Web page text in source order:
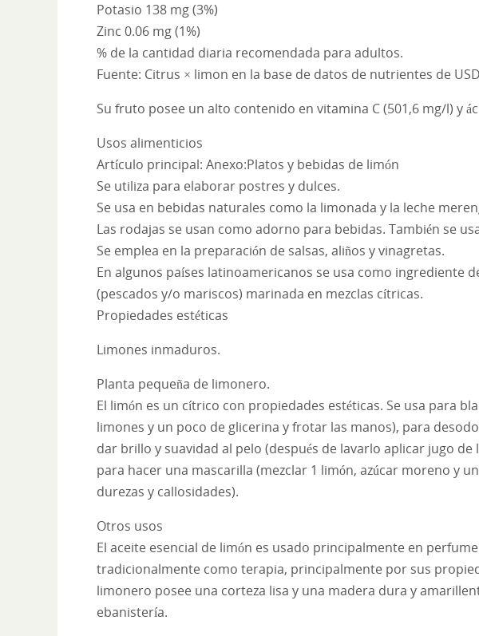
Potasio 138 mg (3%)
Zinc 0.06 mg (1%)
% de la cantidad diaria recomendada para adultos.
Fuente: Citrus × limon en la base de datos de nutrientes de
Su fruto posee un alto contenido en vitamina C (501,6 mg/l) y
Usos alimenticios
Artículo principal: Anexo:Platos y bebidas de limón
Se utiliza para elaborar postres y dulces.
Se usa en bebidas naturales como la limonada y la leche
Las rodajas se usan como adorno para bebidas. También se
Se emplea en la preparación de salsas, aliños y vinagretas.
En algunos países latinoamericanos se usa como ingrediente
(pescados y/o mariscos) marinada en mezclas cítricas.
Propiedades estéticas
Limones inmaduros.
Planta pequeña de limonero.
El limón es un cítrico con propiedades estéticas. Se usa para
limones y un poco de glicerina y frotar las manos), para
dar brillo y suavidad al pelo (después de lavarlo aplicar jugo
para hacer una mascarilla (mezclar 1 limón, azúcar moreno y
durezas y callosidades).
Otros usos
El aceite esencial de limón es usado principalmente en
tradicionalmente como terapia, principalmente por sus
limonero posee una corteza lisa y una madera dura y
ebanistería.